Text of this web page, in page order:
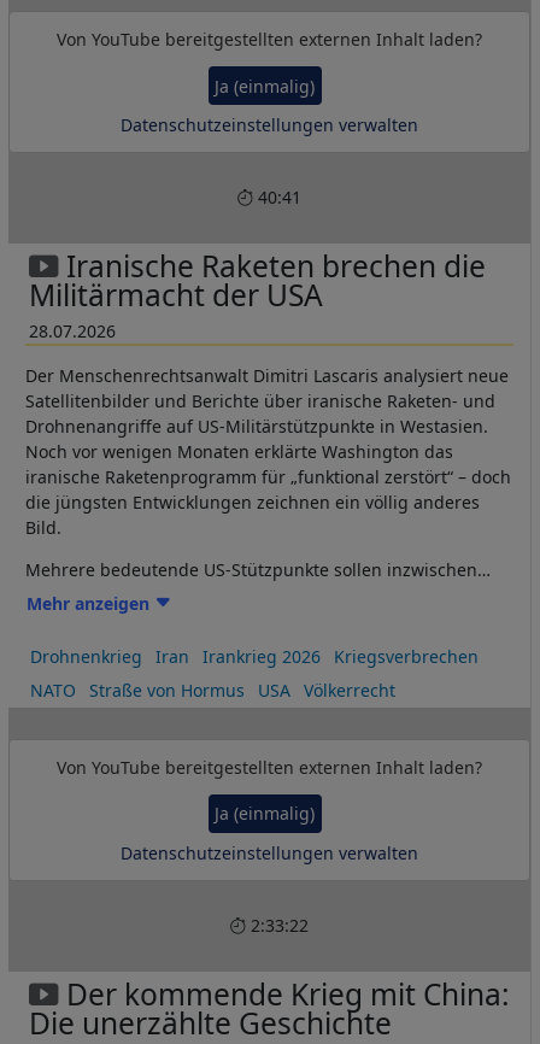
Von YouTube bereitgestellten externen Inhalt laden?
Ja (einmalig)
Datenschutzeinstellungen verwalten
40:41
28.07.2026
Iranische Raketen brechen die
Militärmacht der USA
Der Menschenrechtsanwalt Dimitri Lascaris analysiert neue
Satellitenbilder und Berichte über iranische Raketen- und
Drohnenangriffe auf US-Militärstützpunkte in Westasien.
Noch vor wenigen Monaten erklärte Washington das
iranische Raketenprogramm für „funktional zerstört“ – doch
die jüngsten Entwicklungen zeichnen ein völlig anderes
Bild.
Mehrere bedeutende US-Stützpunkte sollen inzwischen
weitgehend oder vollständig geräumt worden sein. Lascaris
untersucht, was hinter diesem Rückzug steckt, wie stark
Irans militärische Fähigkeiten tatsächlich sind und weshalb
eine Verlagerung der US-Streitkräfte Richtung Israel den
Krieg in eine noch gefährlichere Phase führen könnte.
Mehr anzeigen
Drohnenkrieg Iran Irankrieg 2026
Kriegsverbrechen
NATO
Straße von Hormus USA Völkerrecht
Von YouTube bereitgestellten externen Inhalt laden?
Ja (einmalig)
Datenschutzeinstellungen verwalten
2:33:22
Der kommende Krieg mit China:
Die unerzählte Geschichte